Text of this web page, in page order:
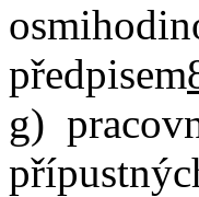
předpisem
g)